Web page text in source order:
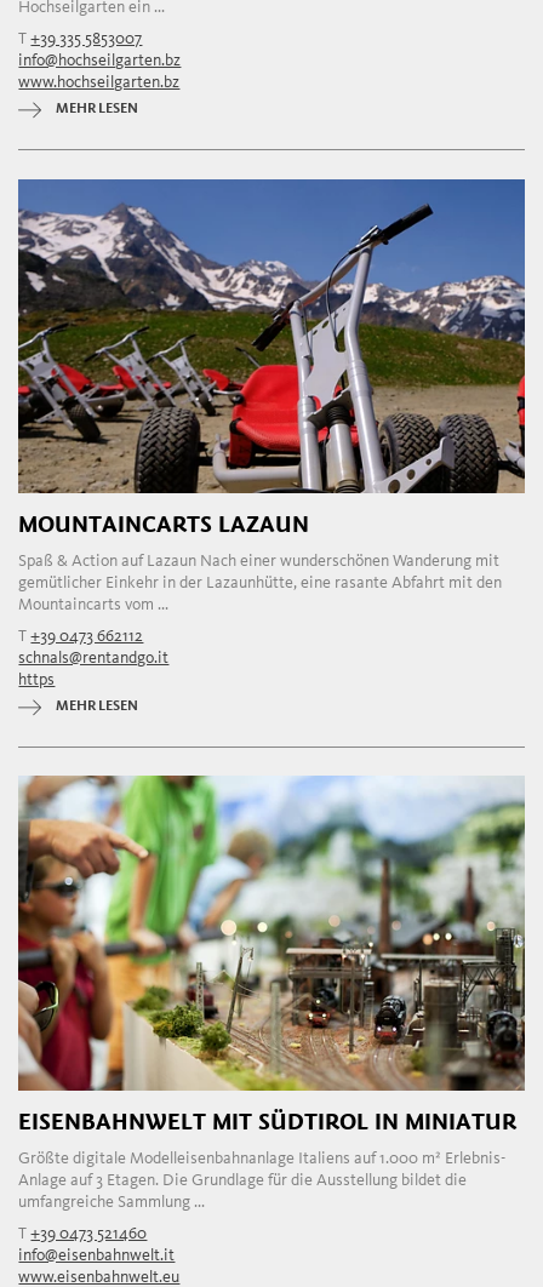
Hochseilgarten ein ...
T+39 335 5853007
info@hochseilgarten.bz
www.hochseilgarten.bz
MEHR LESEN
MOUNTAINCARTS LAZAUN
Spaß & Action auf Lazaun Nach einer wunderschönen Wanderung mit
gemütlicher Einkehr in der Lazaunhütte, eine rasante Abfahrt mit den
Mountaincarts vom ...
T+39 0473 662112
schnals@rentandgo.it
https
MEHR LESEN
EISENBAHNWELT MIT SÜDTIROL IN MINIATUR
Größte digitale Modelleisenbahnanlage Italiens auf 1.000 m² Erlebnis-
Anlage auf 3 Etagen. Die Grundlage für die Ausstellung bildet die
umfangreiche Sammlung ...
T+39 0473 521460
info@eisenbahnwelt.it
www.eisenbahnwelt.eu